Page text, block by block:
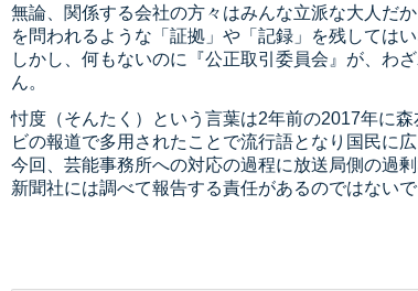
無論、関係する会社の方々はみんな立派な大人だ
を問われるような「証拠」や「記録」を残してはい
しかし、何もないのに『公正取引委員会』が、わ
ん。
忖度（そんたく）という言葉は2年前の2017年に
ビの報道で多用されたことで流行語となり国民に広
今回、芸能事務所への対応の過程に放送局側の過
新聞社には調べて報告する責任があるのではないで